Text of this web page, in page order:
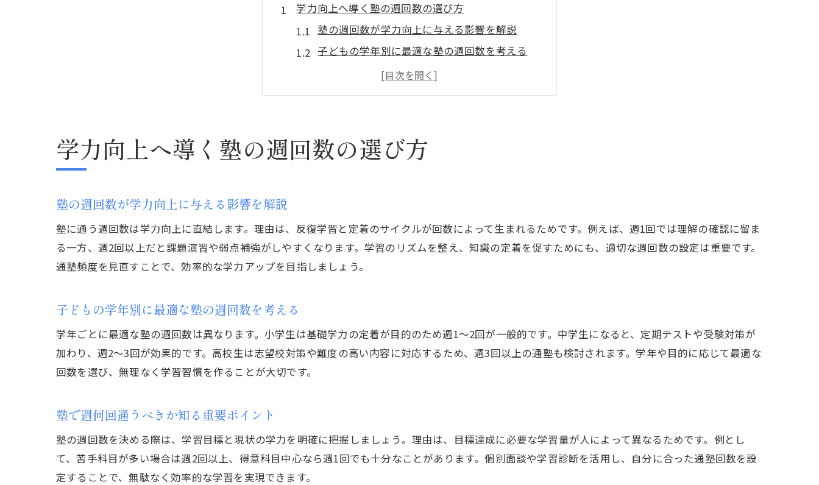
学力向上へ導く塾の週回数の選び方
塾の週回数が学力向上に与える影響を解説
子どもの学年別に最適な塾の週回数を考える
塾で週何回通うべきか知る重要ポイント
部活動や家庭の予定に合わせた塾の回数調整術
塾選びで週回数を決める際の注意点まとめ
塾選びで迷う方に坂井市の通塾事情解説
坂井市で評判の良い塾の週回数事情とは
塾選びで費用対効果を高める通塾頻度の工夫
坂井市の塾で注目される通いやすさの秘訣
やる気を引き出す塾通いの最適な頻度とは
塾の週回数で子どものやる気が変わる理由
やる気スイッチを入れる塾の通い方の工夫
家庭と協力して実践する塾の最適頻度
部活と両立できる塾の通い方を考える
学力向上へ導く塾の週回数の選び方
塾の週回数が学力向上に与える影響を解説
塾に通う週回数は学力向上に直結します。理由は、反復学習と定着のサイクルが回数によって生まれるためです。例えば、週1回では理解の確認に留ま
る一方、週2回以上だと課題演習や弱点補強がしやすくなります。学習のリズムを整え、知識の定着を促すためにも、適切な週回数の設定は重要です。
通塾頻度を見直すことで、効率的な学力アップを目指しましょう。
子どもの学年別に最適な塾の週回数を考える
学年ごとに最適な塾の週回数は異なります。小学生は基礎学力の定着が目的のため週1〜2回が一般的です。中学生になると、定期テストや受験対策が
加わり、週2〜3回が効果的です。高校生は志望校対策や難度の高い内容に対応するため、週3回以上の通塾も検討されます。学年や目的に応じて最適な
回数を選び、無理なく学習習慣を作ることが大切です。
塾で週何回通うべきか知る重要ポイント
塾の週回数を決める際は、学習目標と現状の学力を明確に把握しましょう。理由は、目標達成に必要な学習量が人によって異なるためです。例とし
て、苦手科目が多い場合は週2回以上、得意科目中心なら週1回でも十分なことがあります。個別面談や学習診断を活用し、自分に合った通塾回数を設
定することで、無駄なく効率的な学習を実現できます。